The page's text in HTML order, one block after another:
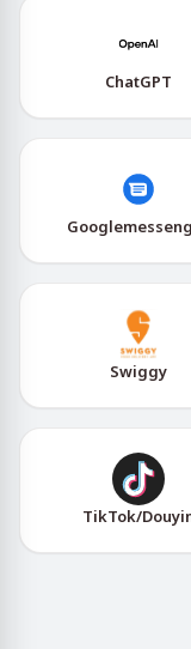
ChatGPT
Swiggy
TikTok/